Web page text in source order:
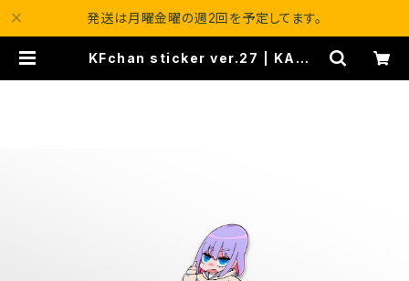
発送は月曜金曜の週2回を予定してます。
KFchan sticker ver.27 | KAWA